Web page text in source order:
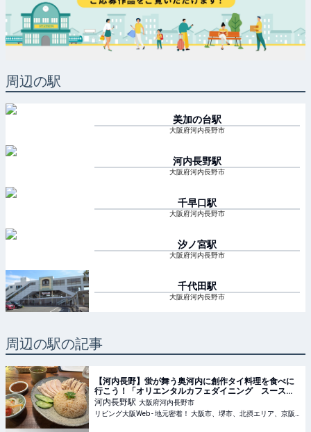
周辺の駅
美加の台駅
大阪府河内長野市
河内長野駅
大阪府河内長野市
千早口駅
大阪府河内長野市
汐ノ宮駅
大阪府河内長野市
千代田駅
大阪府河内長野市
周辺の駅の記事
【河内長野】蛍が舞う奥河内に創作タイ料理を食べに
行こう！「オリエンタルカフェダイニング スース
ー」
河内長野駅 大阪府河内長野市